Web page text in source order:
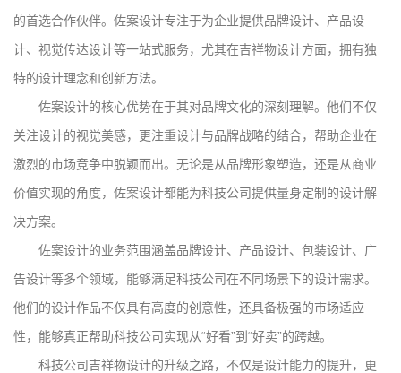
的首选合作伙伴。佐案设计专注于为企业提供品牌设计、产品设
计、视觉传达设计等一站式服务，尤其在吉祥物设计方面，拥有独
特的设计理念和创新方法。
佐案设计的核心优势在于其对品牌文化的深刻理解。他们不仅
关注设计的视觉美感，更注重设计与品牌战略的结合，帮助企业在
激烈的市场竞争中脱颖而出。无论是从品牌形象塑造，还是从商业
价值实现的角度，佐案设计都能为科技公司提供量身定制的设计解
决方案。
佐案设计的业务范围涵盖品牌设计、产品设计、包装设计、广
告设计等多个领域，能够满足科技公司在不同场景下的设计需求。
他们的设计作品不仅具有高度的创意性，还具备极强的市场适应
性，能够真正帮助科技公司实现从“好看”到“好卖”的跨越。
科技公司吉祥物设计的升级之路，不仅是设计能力的提升，更